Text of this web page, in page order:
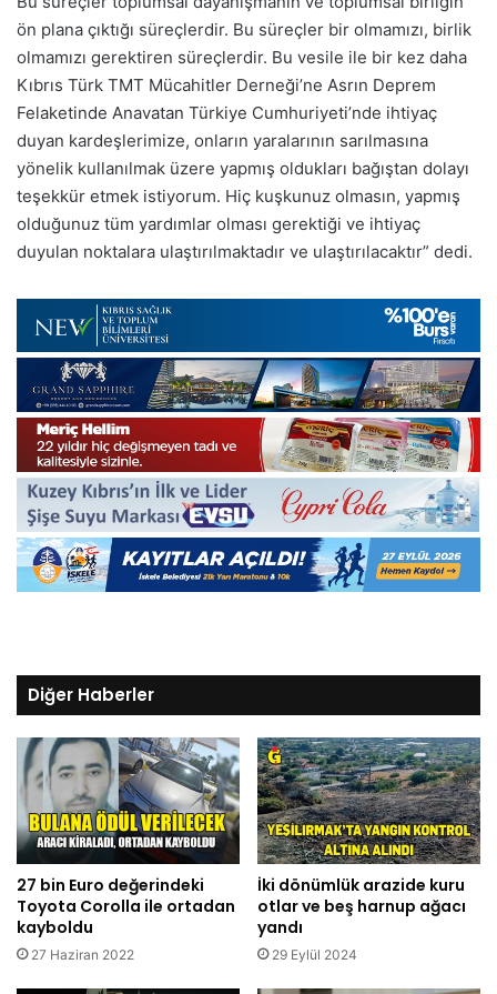
ön plana çıktığı süreçlerdir. Bu süreçler bir olmamızı, birlik
olmamızı gerektiren süreçlerdir. Bu vesile ile bir kez daha
Kıbrıs Türk TMT Mücahitler Derneği’ne Asrın Deprem
Felaketinde Anavatan Türkiye Cumhuriyeti’nde ihtiyaç
duyan kardeşlerimize, onların yaralarının sarılmasına
yönelik kullanılmak üzere yapmış oldukları bağıştan dolayı
teşekkür etmek istiyorum. Hiç kuşkunuz olmasın, yapmış
olduğunuz tüm yardımlar olması gerektiği ve ihtiyaç
duyulan noktalara ulaştırılmaktadır ve ulaştırılacaktır” dedi.
Diğer Haberler
27 bin Euro değerindeki
Toyota Corolla ile ortadan
kayboldu
27 Haziran 2022
İki dönümlük arazide kuru
otlar ve beş harnup ağacı
yandı
29 Eylül 2024